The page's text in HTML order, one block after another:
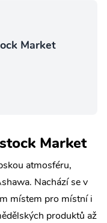
Market
Market
atmosféru,
Nachází se v
místem pro místní i
produktů až